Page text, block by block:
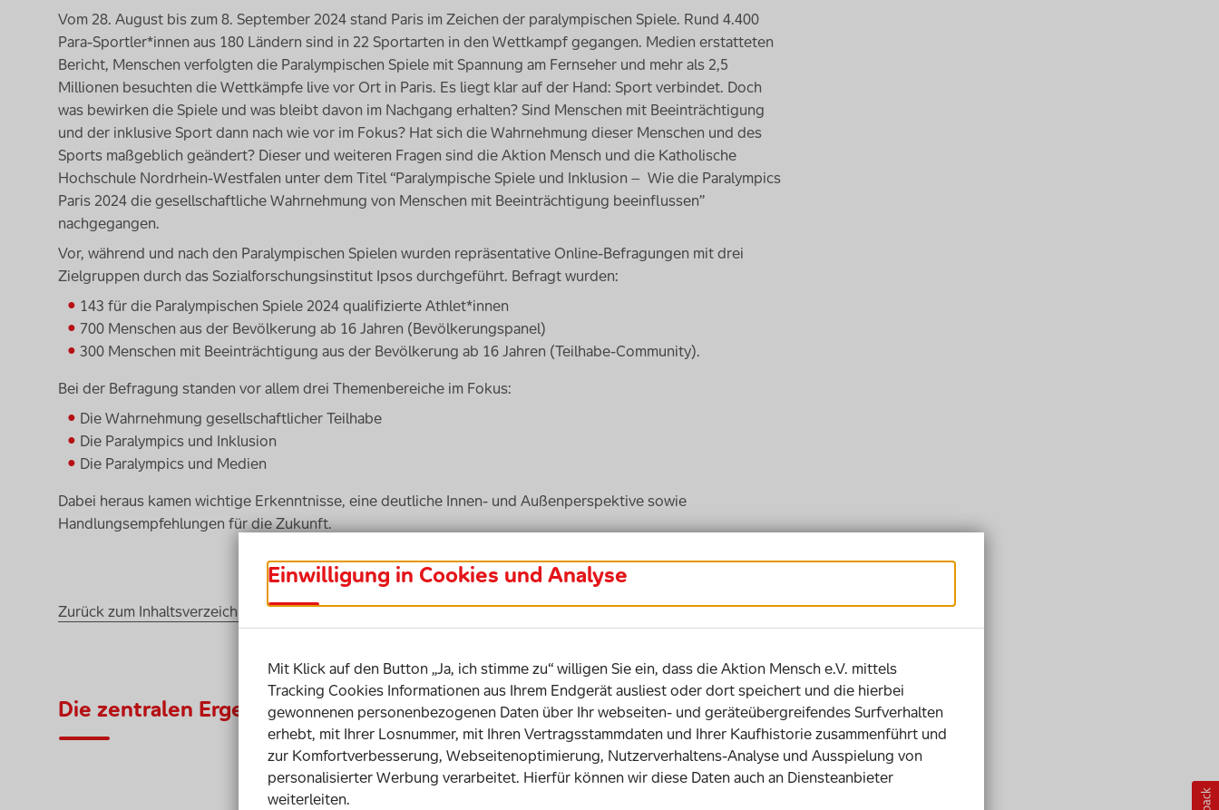
Vom 28. August bis zum 8. September 2024 stand Paris im Zeichen der paralympischen Spiele. Rund 4.400
Para-Sportler*innen aus 180 Ländern sind in 22 Sportarten in den Wettkampf gegangen. Medien erstatteten
Bericht, Menschen verfolgten die Paralympischen Spiele mit Spannung am Fernseher und mehr als 2,5
Millionen besuchten die Wettkämpfe livevor Ort in Paris. Es liegt klar auf der Hand: Sport verbindet. Doch
was bewirken die Spiele und was bleibt davon im Nachgang erhalten? Sind Menschen mit Beeinträchtigung
und der inklusive Sport dann nach wie vor im Fokus? Hat sich die Wahrnehmung dieser Menschen und des
Sports maßgeblich geändert? Dieser und weiteren Fragen sind die Aktion Mensch und die Katholische
Hochschule Nordrhein-Westfalen unter dem Titel “Paralympische Spiele und Inklusion – Wie die Paralympics
Paris 2024 die gesellschaftliche Wahrnehmung von Menschen mit Beeinträchtigung beeinflussen”
nachgegangen.
Vor, während und nach den Paralympischen Spielen wurden repräsentative Online-Befragungen mit drei
Zielgruppen durch das Sozialforschungsinstitut Ipsos durchgeführt. Befragt wurden:
143 für die Paralympischen Spiele 2024 qualifizierte Athlet*innen
700 Menschen aus der Bevölkerung ab 16 Jahren (Bevölkerungspanel)
300 Menschen mit Beeinträchtigung aus der Bevölkerung ab 16 Jahren (Teilhabe-Community).
Bei der Befragung standen vor allem drei Themenbereiche im Fokus:
Die Wahrnehmung gesellschaftlicher Teilhabe
Die Paralympics und Inklusion
Die Paralympics und Medien
Dabei heraus kamen wichtige Erkenntnisse, eine deutliche Innen- und Außenperspektive sowie
Handlungsempfehlungen für die Zukunft.
Zurück zum Inhaltsverzeichnis
Die zentralen Ergebnisse:
Einwilligung in Cookies und Analyse
Mit Klick auf den Button „Ja, ich stimme zu“ willigen Sie ein, dass die Aktion Mensch e.V. mittels
Tracking Cookies Informationen aus Ihrem Endgerät ausliest oder dort speichert und die hierbei
gewonnenen personenbezogenen Daten über Ihr webseiten- und geräteübergreifendes Surfverhalten
erhebt, mit Ihrer Losnummer, mit Ihren Vertragsstammdaten und Ihrer Kaufhistorie zusammenführt und
zur Komfortverbesserung, Webseitenoptimierung, Nutzerverhaltens-Analyse und Ausspielung von
personalisierter Werbung verarbeitet. Hierfür können wir diese Daten auch an Diensteanbieter
weiterleiten.